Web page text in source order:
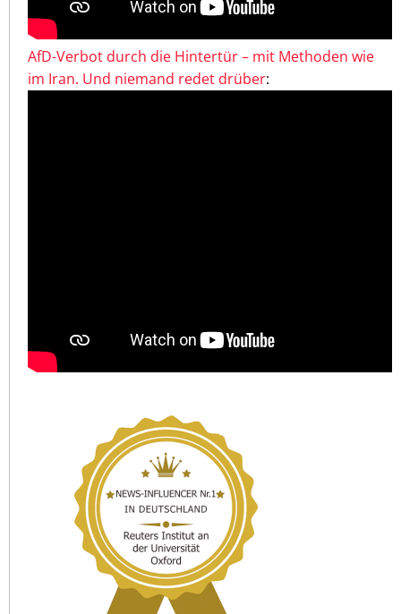
AfD-Verbot durch die Hintertür – mit Methoden wie
im Iran. Und niemand redet drüber: